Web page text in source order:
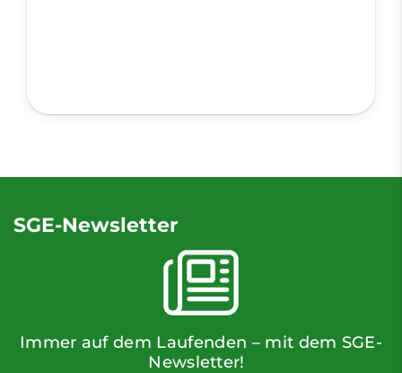
SGE-Newsletter
Immer auf dem Laufenden – mit dem SGE-
Newsletter!